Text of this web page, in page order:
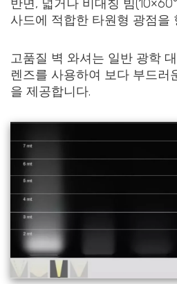
반면, 넓거나 비대칭 빔
사드에 적합한 타원형 광점을
고품질 벽 와셔는 일반 광학
렌즈를 사용하여 보다 부드러
을 제공합니다.